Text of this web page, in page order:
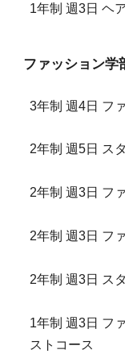
1年制 週3日 ヘ
ファッション学
3年制 週4日 フ
2年制 週5日 ス
2年制 週3日 フ
2年制 週3日 フ
2年制 週3日 ス
1年制 週3日 フ
ストコース